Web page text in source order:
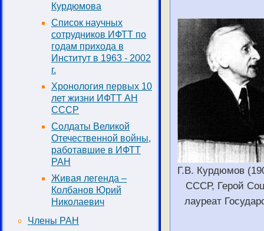
Курдюмова
Список научных
сотрудников ИФТТ по
годам прихода в
Институт в 1963 - 2002
г.
Хронология первых 10
лет жизни ИФТТ АН
СССР
Солдаты Великой
Отечественной войны,
работавшие в ИФТТ
РАН
Живая легенда –
Колбанов Юрий
Николаевич
Члены РАН
Г.В. Курдюмов
СССР, Герой
лауреат